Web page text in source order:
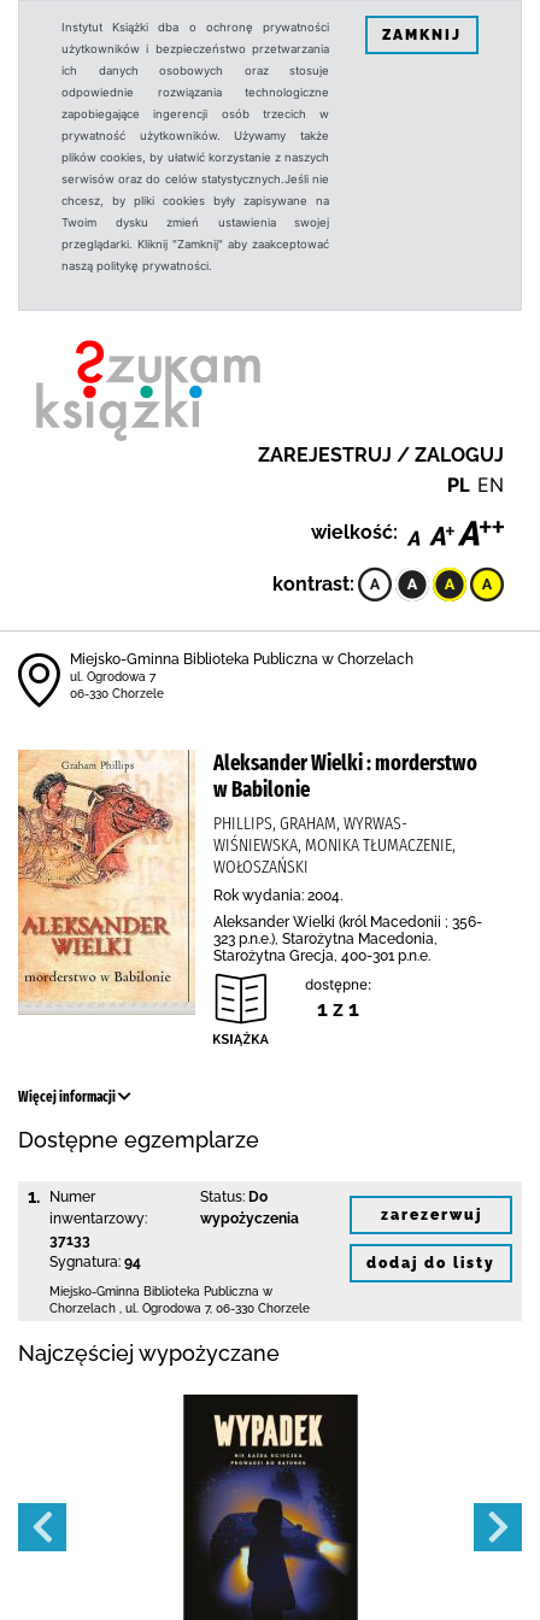
Instytut Książki dba o ochronę prywatności
użytkowników i bezpieczeństwo przetwarzania
ich danych osobowych oraz stosuje
odpowiednie rozwiązania technologiczne
zapobiegające ingerencji osób trzecich w
prywatność użytkowników. Używamy także
plików cookies, by ułatwić korzystanie z naszych
serwisów oraz do celów statystycznych.Jeśli nie
chcesz, by pliki cookies były zapisywane na
Twoim dysku zmień ustawienia swojej
przeglądarki. Kliknij "Zamknij" aby zaakceptować
naszą politykę prywatności.
ZAMKNIJ
ZAREJESTRUJ / ZALOGUJ
PL EN
wielkość:
kontrast:
Miejsko-Gminna Biblioteka Publiczna w Chorzelach
ul. Ogrodowa 7
06-330 Chorzele
Aleksander Wielki : morderstwo
w Babilonie
PHILLIPS, GRAHAM, WYRWAS-
WIŚNIEWSKA, MONIKA TŁUMACZENIE,
WOŁOSZAŃSKI
Rok wydania: 2004.
Aleksander Wielki (król Macedonii ; 356-
323 p.n.e.), Starożytna Macedonia,
Starożytna Grecja, 400-301 p.n.e.
dostępne:
1 z 1
Więcej informacji
Dostępne egzemplarze
1.
Numer
inwentarzowy:
37133
Sygnatura: 94
Status: Do
wypożyczenia
Miejsko-Gminna Biblioteka Publiczna w
Chorzelach
ul. Ogrodowa 7, 06-330 Chorzele
zarezerwuj
dodaj do listy
Najczęściej wypożyczane